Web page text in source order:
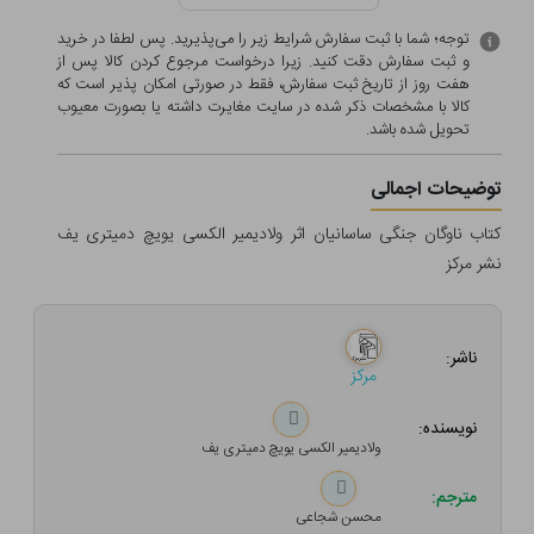
توجه؛ شما با ثبت سفارش شرایط زیر را می‌پذیرید. پس لطفا در خرید
و ثبت سفارش دقت کنید. زیرا درخواست مرجوع کردن کالا پس از
هفت روز از تاریخ ثبت سفارش، فقط در صورتی امکان پذیر است که
کالا با مشخصات ذکر شده در سایت مغایرت داشته یا بصورت معيوب
تحویل شده باشد.
توضیحات اجمالی
کتاب ناوگان جنگی ساسانیان اثر ولادیمیر الکسی یویچ دمیتری یف
نشر مرکز
ناشر:
مرکز
نویسنده:
ولادیمیر الکسی یویچ دمیتری یف
مترجم:
محسن شجاعی